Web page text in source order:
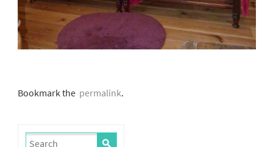
Bookmark thepermalink.